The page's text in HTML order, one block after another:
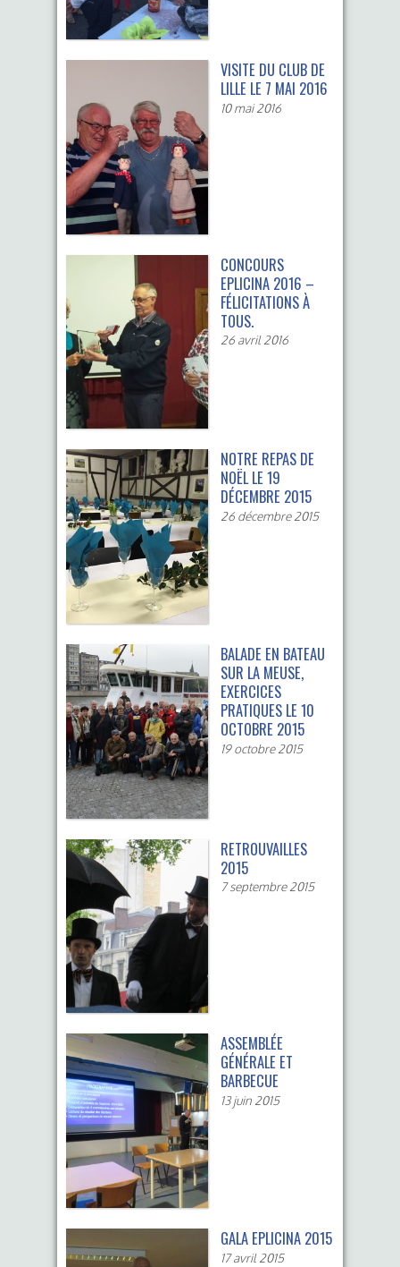
VISITE DU CLUB DE
LILLE LE 7 MAI 2016
10 mai 2016
CONCOURS
EPLICINA 2016 –
FÉLICITATIONS À
TOUS.
26 avril 2016
NOTRE REPAS DE
NOËL LE 19
DÉCEMBRE 2015
26 décembre 2015
BALADE EN BATEAU
SUR LA MEUSE,
EXERCICES
PRATIQUES LE 10
OCTOBRE 2015
19 octobre 2015
RETROUVAILLES
2015
7 septembre 2015
ASSEMBLÉE
GÉNÉRALE ET
BARBECUE
13 juin 2015
GALA EPLICINA 2015
17 avril 2015